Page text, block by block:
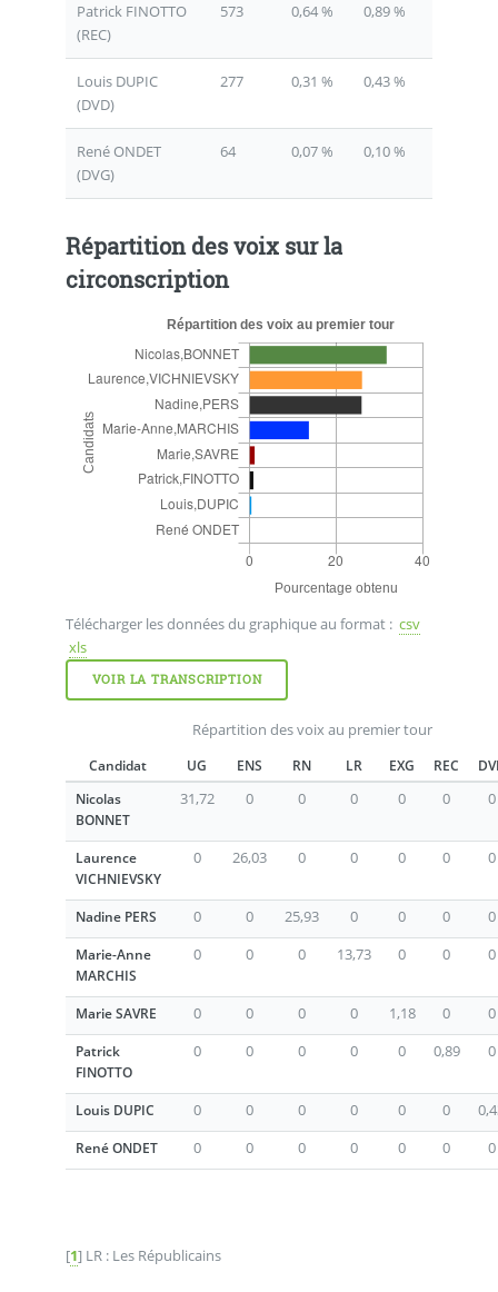
Patrick FINOTTO
(REC)
573 0,64 % 0,89 %
Louis DUPIC
(DVD)
277 0,31 % 0,43 %
René ONDET
(DVG)
64 0,07 % 0,10 %
Répartition des voix sur la
circonscription
Répartition des voix au premier tour
csv
xls
VOIR LA TRANSCRIPTION
Répartition des voix au premier tour
Candidat UG ENS RN LR EXG REC
Nicolas
BONNET
31,72 0 0 0 0 0 0
Laurence
VICHNIEVSKY
0 26,03 0 0 0 0 0
Nadine PERS 0 0 25,93 0 0 0 0
Marie-Anne
MARCHIS
0 0 0 13,73 0 0 0
Marie SAVRE 0 0 0 0 1,18 0 0
Patrick
FINOTTO
0 0 0 0 0 0,89 0
Louis DUPIC 0 0 0 0 0 0
René ONDET 0 0 0 0 0 0 0
[1] LR : Les Républicains